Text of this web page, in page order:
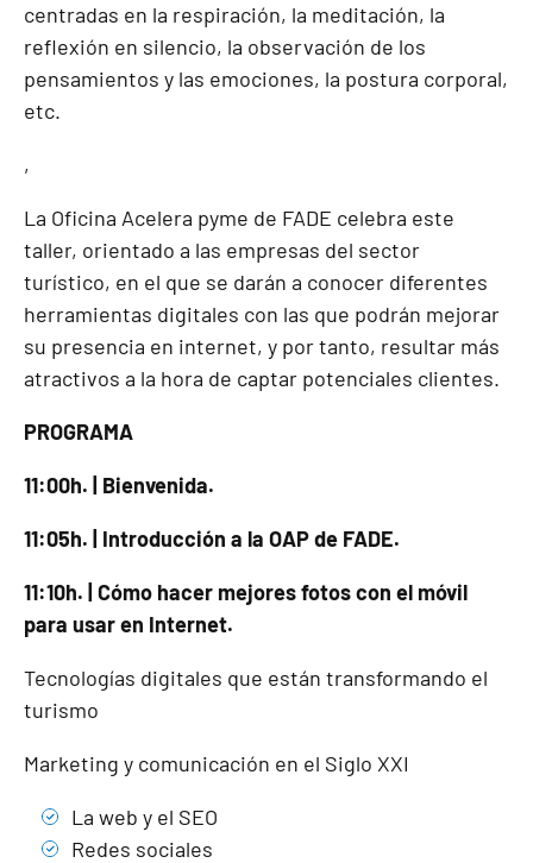
centradas en la respiración, la meditación, la
reflexión en silencio, la observación de los
pensamientos y las emociones, la postura corporal,
etc.
,
La Oficina Acelera pyme de FADE celebra este
taller, orientado a las empresas del sector
turístico, en el que se darán a conocer diferentes
herramientas digitales con las que podrán mejorar
su presencia en internet, y por tanto, resultar más
atractivos a la hora de captar potenciales clientes.
PROGRAMA
11:00h. | Bienvenida.
11:05h. | Introducción a la OAP de FADE.
11:10h. | Cómo hacer mejores fotos con el móvil
para usar en Internet.
Tecnologías digitales que están transformando el
turismo
Marketing y comunicación en el Siglo XXI
La web y el SEO
Redes sociales